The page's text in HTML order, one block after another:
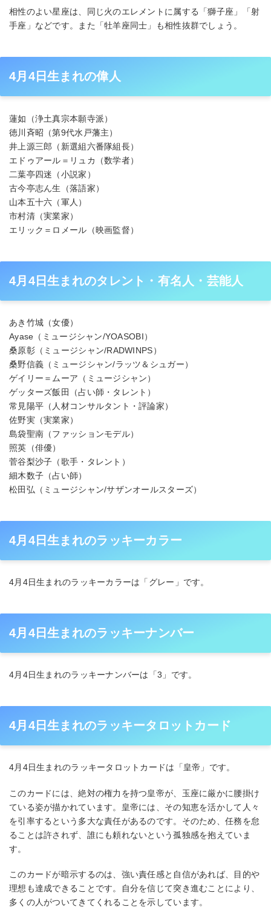
相性のよい星座は、同じ火のエレメントに属する「獅子座」「射
手座」などです。また「牡羊座同士」も相性抜群でしょう。
4月4日生まれの偉人
蓮如（浄土真宗本願寺派）
徳川斉昭（第9代水戸藩主）
井上源三郎（新選組六番隊組長）
エドゥアール＝リュカ（数学者）
二葉亭四迷（小説家）
古今亭志ん生（落語家）
山本五十六（軍人）
市村清（実業家）
エリック＝ロメール（映画監督）
4月4日生まれのタレント・有名人・芸能人
あき竹城（女優）
Ayase（ミュージシャン/YOASOBI）
桑原彰（ミュージシャン/RADWINPS）
桑野信義（ミュージシャン/ラッツ＆シュガー）
ゲイリー＝ムーア（ミュージシャン）
ゲッターズ飯田（占い師・タレント）
常見陽平（人材コンサルタント・評論家）
佐野実（実業家）
島袋聖南（ファッションモデル）
照英（俳優）
菅谷梨沙子（歌手・タレント）
細木数子（占い師）
松田弘（ミュージシャン/サザンオールスターズ）
4月4日生まれのラッキーカラー
4月4日生まれのラッキーカラーは「グレー」です。
4月4日生まれのラッキーナンバー
4月4日生まれのラッキーナンバーは「3」です。
4月4日生まれのラッキータロットカード
4月4日生まれのラッキータロットカードは「皇帝」です。
このカードには、絶対の権力を持つ皇帝が、玉座に厳かに腰掛け
ている姿が描かれています。皇帝には、その知恵を活かして人々
を引率するという多大な責任があるのです。そのため、任務を怠
ることは許されず、誰にも頼れないという孤独感を抱えていま
す。
このカードが暗示するのは、強い責任感と自信があれば、目的や
理想も達成できることです。自分を信じて突き進むことにより、
多くの人がついてきてくれることを示しています。